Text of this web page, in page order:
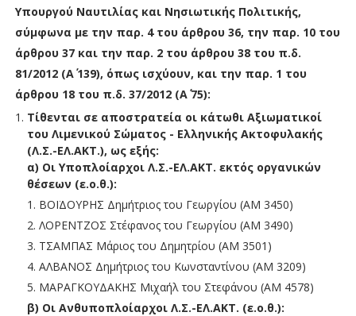
Υπουργού Ναυτιλίας και Νησιωτικής Πολιτικής,
σύμφωνα με την παρ. 4 του άρθρου 36, την παρ. 10 του
άρθρου 37 και την παρ. 2 του άρθρου 38 του π.δ.
81/2012 (Α΄ 139), όπως ισχύουν, και την παρ. 1 του
άρθρου 18 του π.δ. 37/2012 (Α΄ 75):
Τίθενται σε αποστρατεία οι κάτωθι Αξιωματικοί
του Λιμενικού Σώματος - Ελληνικής Ακτοφυλακής
(Λ.Σ.-ΕΛ.ΑΚΤ.), ως εξής:
α) Οι Υποπλοίαρχοι Λ.Σ.-ΕΛ.ΑΚΤ. εκτός οργανικών
θέσεων (ε.ο.θ.):
ΒΟΪΔΟΥΡΗΣ Δημήτριος του Γεωργίου (ΑΜ 3450)
ΛΟΡΕΝΤΖΟΣ Στέφανος του Γεωργίου (ΑΜ 3490)
ΤΣΑΜΠΑΣ Μάριος του Δημητρίου (ΑΜ 3501)
ΑΛΒΑΝΟΣ Δημήτριος του Κωνσταντίνου (ΑΜ 3209)
ΜΑΡΑΓΚΟΥΔΑΚΗΣ Μιχαήλ του Στεφάνου (ΑΜ 4578)
β) Οι Ανθυποπλοίαρχοι Λ.Σ.-ΕΛ.ΑΚΤ. (ε.ο.θ.):